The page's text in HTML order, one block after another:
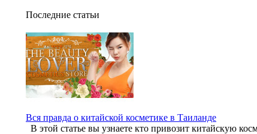
Последние статьи
Вся правда о китайской косметике в Таиланде
В этой статье вы узнаете кто привозит китайскую